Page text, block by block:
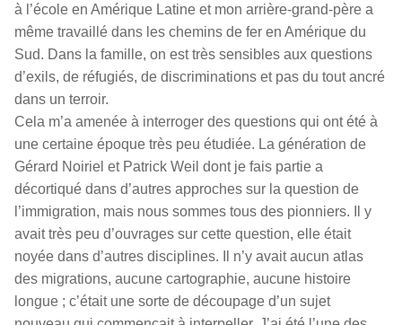
à l’école en Amérique Latine et mon arrière-grand-père a
même travaillé dans les chemins de fer en Amérique du
Sud. Dans la famille, on est très sensibles aux questions
d’exils, de réfugiés, de discriminations et pas du tout ancré
dans un terroir.
Cela m’a amenée à interroger des questions qui ont été à
une certaine époque très peu étudiée. La génération de
Gérard Noiriel et Patrick Weil dont je fais partie a
décortiqué dans d’autres approches sur la question de
l’immigration, mais nous sommes tous des pionniers. Il y
avait très peu d’ouvrages sur cette question, elle était
noyée dans d’autres disciplines. Il n’y avait aucun atlas
des migrations, aucune cartographie, aucune histoire
longue ; c’était une sorte de découpage d’un sujet